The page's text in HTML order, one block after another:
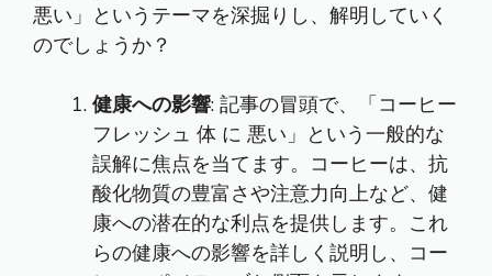
悪い」というテーマを深掘りし、解明していく
のでしょうか？
健康への影響: 記事の冒頭で、「コーヒー
フレッシュ 体 に 悪い」という一般的な
誤解に焦点を当てます。コーヒーは、抗
酸化物質の豊富さや注意力向上など、健
康への潜在的な利点を提供します。これ
らの健康への影響を詳しく説明し、コー